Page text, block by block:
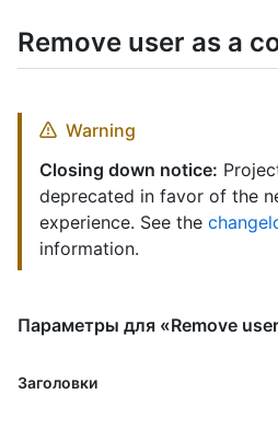
Remove user as a
Warning
Closing down notice:
deprecated in favor of the
experience. See the
information.
Параметры для «Remove
Заголовки